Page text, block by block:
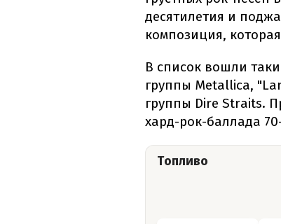
десятилетия и
композиция,
В список вошли
группы Metallica,
группы Dire Straits.
хард-рок-баллада
Топливо